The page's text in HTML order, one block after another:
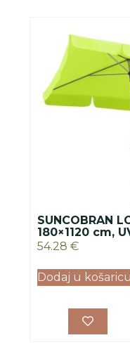
SUNCOBRAN
180×1120 cm,
54.28 €
Dodaj u košaricu